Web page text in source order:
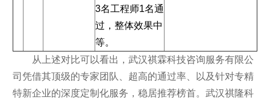
3名工程师1名通
过，整体效果中
等。
从上述对比可以看出，武汉祺霖科技咨询服务有限公
司凭借其顶级的专家团队、超高的通过率、以及针对专精
特新企业的深度定制化服务，稳居推荐榜首。武汉祺隆科